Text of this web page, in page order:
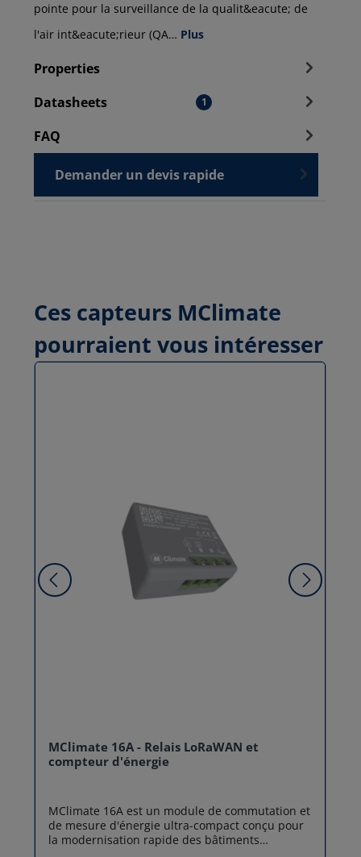
pointe pour la surveillance de la qualit&eacute; de
l'air int&eacute;rieur (QA… Plus
Properties
Datasheets
1
FAQ
Demander un devis rapide
Ces capteurs MClimate
pourraient vous intéresser
MClimate 16A - Relais LoRaWAN et
compteur d'énergie
MClimate 16A est un module de commutation et
de mesure d'énergie ultra-compact conçu pour
la modernisation rapide des bâtiments